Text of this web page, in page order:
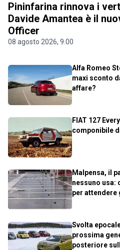
Pininfarina rinnova i
Davide Amantea è il
Officer
08 agosto 2026, 9.00
Alfa Romeo
maxi sconto
affare?
FIAT 127
componibile
Malpensa, il
nessuno usa:
per attendere
Svolta
prossima
posteriore